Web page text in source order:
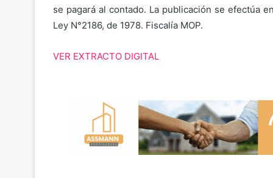
se pagará al contado. La publicación se efectúa
Ley N°2186, de 1978. Fiscalía MOP.
VER EXTRACTO DIGITAL